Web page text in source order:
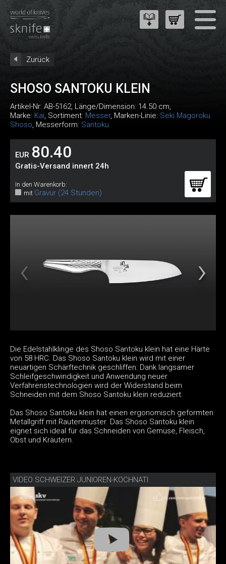
Zurück
SHOSO SANTOKU KLEIN
Artikel-Nr: AB-5162, Länge/Dimension: 14.50 cm,
Marke: Kai, Sortiment: Messer, Marken-Linie: Seki Magoroku
Shoso, Messerform: Santoku
EUR 80.40
Gratis-Versand innert 24h
In den Warenkorb:
mit Gravur (24 Stunden)
Die Edelstahlklinge des Shoso Santoku klein hat eine Härte
von 58 HRC. Das Shoso Santoku klein wird mit einer
neuartigen Schärftechnik geschliffen: Dank langsamer
Schleifgeschwindigkeit und Anwendung neuer
Verfahrenstechnologien wird der Widerstand beim
Schneiden mit dem Shoso Santoku klein reduziert.
Das Shoso Santoku klein hat einen ergonomisch geformten
Metallgriff mit Rautenmuster. Das Shoso Santoku klein
eignet sich ideal für das Schneiden von Gemüse, Fleisch,
Obst und Kräutern.
VIDEO SCHWEIZER JUNIOREN-KOCHNATI